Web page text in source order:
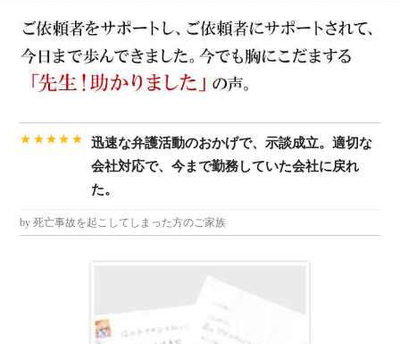
迅速な弁護活動のおかげで、示談成立。適切な
会社対応で、今まで勤務していた会社に戻れ
た。
by 死亡事故を起こしてしまった方のご家族
★★★★★